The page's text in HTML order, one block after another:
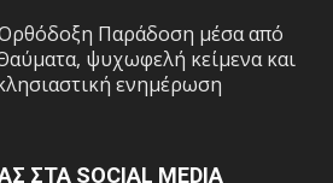
Παράδοση μέσα από
ψυχωφελή κείμενα και
ενημέρωση
ΣΤΑ SOCIAL MEDIA